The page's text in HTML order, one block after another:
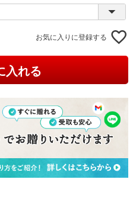
お気に入りに登録する
入れる